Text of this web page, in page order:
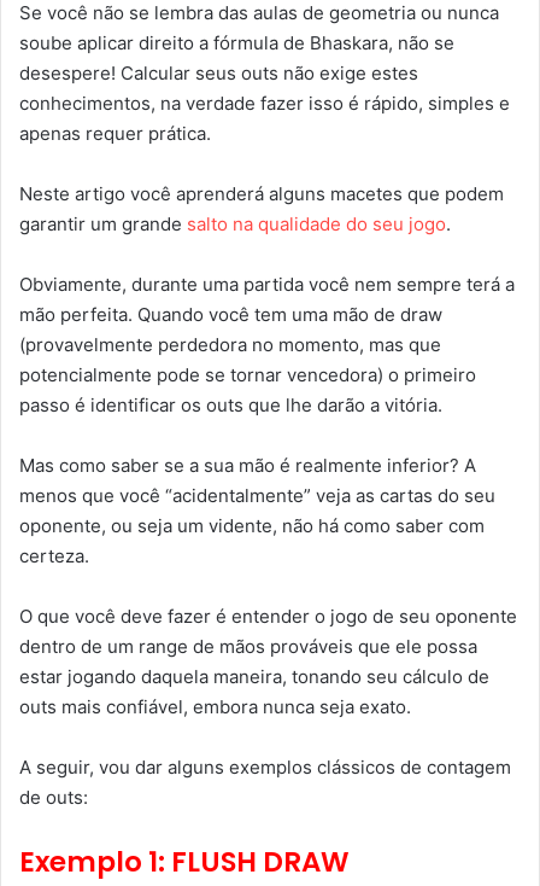
Se você não se lembra das aulas de geometria ou nunca
soube aplicar direito a fórmula de Bhaskara, não se
desespere! Calcular seus outs não exige estes
conhecimentos, na verdade fazer isso é rápido, simples e
apenas requer prática.
Neste artigo você aprenderá alguns macetes que podem
garantir um grande salto na qualidade do seu jogo.
Obviamente, durante uma partida você nem sempre terá a
mão perfeita. Quando você tem uma mão de draw
(provavelmente perdedora no momento, mas que
potencialmente pode se tornar vencedora) o primeiro
passo é identificar os outs que lhe darão a vitória.
Mas como saber se a sua mão é realmente inferior? A
menos que você “acidentalmente” veja as cartas do seu
oponente, ou seja um vidente, não há como saber com
certeza.
O que você deve fazer é entender o jogo de seu oponente
dentro de um range de mãos prováveis que ele possa
estar jogando daquela maneira, tonando seu cálculo de
outs mais confiável, embora nunca seja exato.
A seguir, vou dar alguns exemplos clássicos de contagem
de outs:
Exemplo 1: FLUSH DRAW